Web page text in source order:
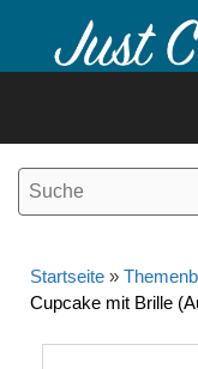
Inhalt
Startseite »
Cupcake mit Brille